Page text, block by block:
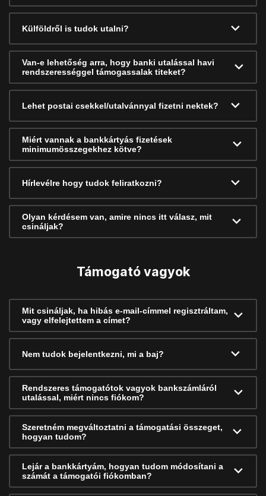
Külföldről is tudok utalni?
Van-e lehetőség arra, hogy banki utalással havi
rendszerességgel támogassalak titeket?
Lehet postai csekkel/utalvánnyal fizetni nektek?
Miért vannak a bankkártyás fizetések
minimumösszegekhez kötve?
Hírlevélre hogy tudok feliratkozni?
Olyan kérdésem van, amire nincs itt válasz, mit
csináljak?
Támogató vagyok
Mit csináljak, ha hibás e-mail-címmel regisztráltam,
vagy elfelejtettem a címet?
Nem tudok bejelentkezni, mi a baj?
Rendszeres támogatótok vagyok bankszámláról
utalással, miért nincs fiókom?
Szeretném megváltoztatni a támogatási összeget,
hogyan tudom?
Lejár a bankkártyám, hogyan tudom módosítani a
számát a támogatói fiókomban?